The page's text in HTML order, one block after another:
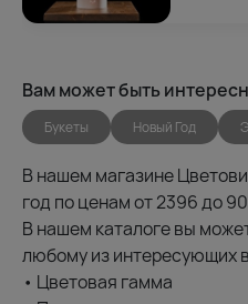
Вам может быть
Букеты Новый Год
В нашем магазине
год по ценам от 2396 до
В нашем каталоге вы
любому из интересующих
• Цветовая гамма